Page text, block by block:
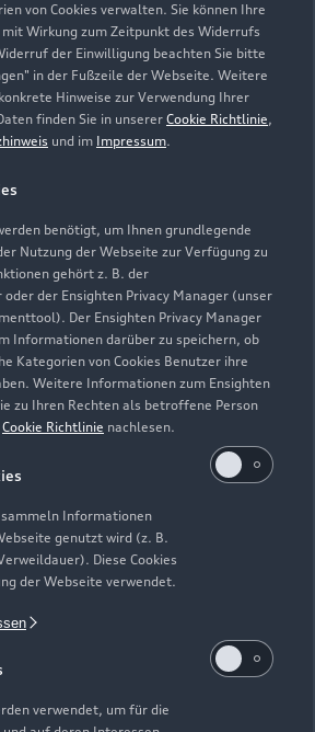
von Cookies verwalten. Sie können Ihre
Wirkung zum Zeitpunkt des Widerrufs
der Einwilligung beachten Sie bitte
in der Fußzeile der Webseite. Weitere
Hinweise zur Verwendung Ihrer
finden Sie in unserer Cookie Richtlinie,
und im Impressum.
benötigt, um Ihnen grundlegende
Nutzung der Webseite zur Verfügung zu
gehört z. B. der
der Ensighten Privacy Manager (unser
Der Ensighten Privacy Manager
Informationen darüber zu speichern, ob
Kategorien von Cookies Benutzer ihre
Weitere Informationen zum Ensighten
zu Ihren Rechten als betroffene Person
Cookie Richtlinie nachlesen.
sammeln Informationen
genutzt wird (z. B.
Diese Cookies
der Webseite verwendet.
verwendet, um für die
,öffnet amMontag 07:00
,öffnet am Montag 07:45
Zurück nach oben